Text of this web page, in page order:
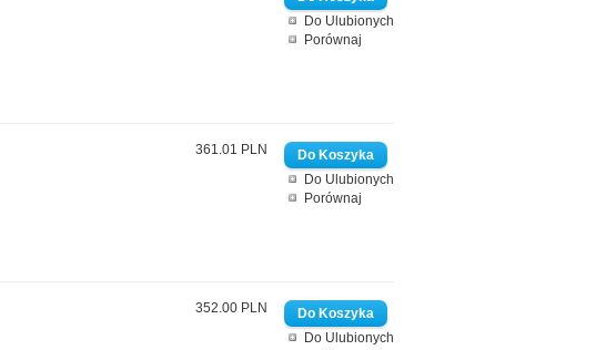
Do Ulubionych
Porównaj
Do Ulubionych
Porównaj
361.01 PLN
Do Ulubionych
352.00 PLN